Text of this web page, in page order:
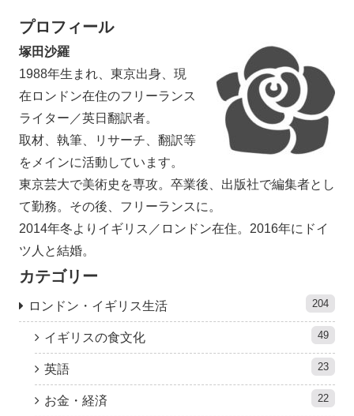
プロフィール
塚田沙羅
1988年生まれ、東京出身、現
在ロンドン在住のフリーランス
ライター／英日翻訳者。
取材、執筆、リサーチ、翻訳等
をメインに活動しています。
東京芸大で美術史を専攻。卒業後、出版社で編集者とし
て勤務。その後、フリーランスに。
2014年冬よりイギリス／ロンドン在住。2016年にドイ
ツ人と結婚。
カテゴリー
ロンドン・イギリス生活 204
イギリスの食文化 49
英語 23
お金・経済 22